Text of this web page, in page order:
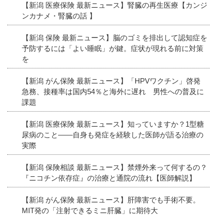
【新潟 医療保険 最新ニュース】腎臓の再生医療【カンジ
ンカナメ・腎臓の話 】
【新潟 保険 最新ニュース】脳のゴミを排出して認知症を
予防するには「よい睡眠」が鍵。症状が現れる前に対策
を
【新潟 がん保険 最新ニュース】「HPVワクチン」啓発
急務、接種率は国内54％と海外に遅れ 男性への普及に
課題
【新潟 医療保険 最新ニュース】知っていますか？1型糖
尿病のこと――自身も発症を経験した医師が語る治療の
実際
【新潟 保険相談 最新ニュース】禁煙外来って何するの？
『ニコチン依存症』の治療と通院の流れ【医師解説】
【新潟 がん保険 最新ニュース】肝障害でも手術不要。
MIT発の「注射できるミニ肝臓」に期待大